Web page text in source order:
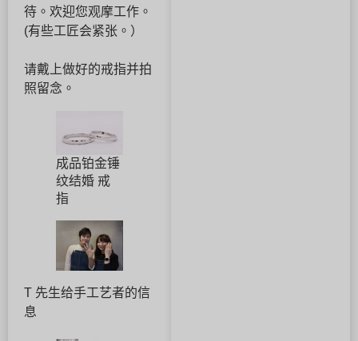
待。欢迎您观摩工作。
(有些工匠会紧张。）
请戴上做好的戒指并拍
照留念。
成品铂金锤
纹结婚 戒
指
T 先生给手工艺者的信
息